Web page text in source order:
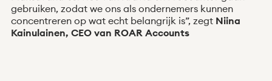
gebruiken, zodat we ons als ondernemers kunnen
concentreren op wat echt belangrijk is”, zegtNiina
Kainulainen, CEO van ROAR Accounts